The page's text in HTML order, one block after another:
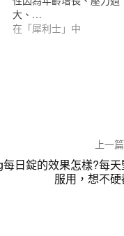
大、…
在「犀利士」中
上一
每日錠的效果怎樣?每
服用，想不